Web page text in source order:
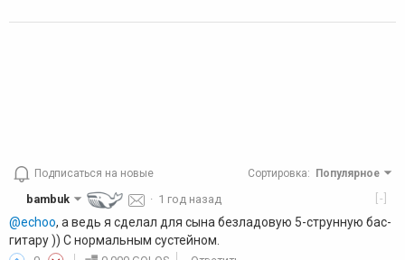
Подписаться на новые Сортировка: Популярное
[-]
bambuk · 1 год назад
@echoo, а ведь я сделал для сына безладовую 5-струнную бас-
гитару )) С нормальным сустейном.